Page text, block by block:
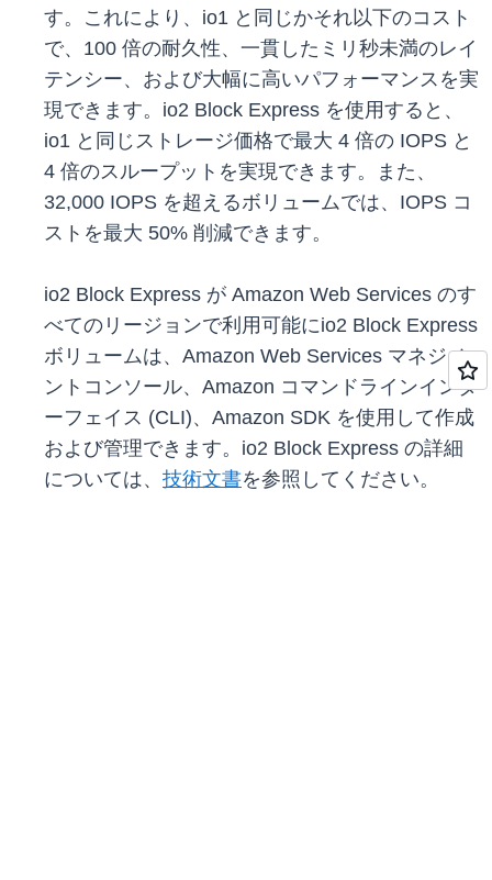
す。これにより、io1 と同じかそれ以下のコスト
で、100 倍の耐久性、一貫したミリ秒未満のレイ
テンシー、および大幅に高いパフォーマンスを実
現できます。io2 Block Express を使用すると、
io1 と同じストレージ価格で最大 4 倍の IOPS と
4 倍のスループットを実現できます。また、
32,000 IOPS を超えるボリュームでは、IOPS コ
ストを最大 50% 削減できます。
io2 Block Express が Amazon Web Services のす
べてのリージョンで利用可能にio2 Block Express
ボリュームは、Amazon Web Services マネジメ
ントコンソール、Amazon コマンドラインインタ
ーフェイス (CLI)、Amazon SDK を使用して作成
および管理できます。io2 Block Express の詳細
については、 技術文書を参照してください。